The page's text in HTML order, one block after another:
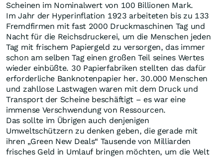
Scheinen im Nominalwert von 100 Billionen Mark.
Im Jahr der Hyperinflation 1923 arbeiteten bis zu 133
Fremdfirmen mit fast 2000 Druckmaschinen Tag und
Nacht für die Reichsdruckerei, um die Menschen jeden
Tag mit frischem Papiergeld zu versorgen, das immer
schon am selben Tag einen großen Teil seines Wertes
wieder einbüßte. 30 Papierfabriken stellten das dafür
erforderliche Banknotenpapier her. 30.000 Menschen
und zahllose Lastwagen waren mit dem Druck und
Transport der Scheine beschäftigt – es war eine
immense Verschwendung von Ressourcen.
Das sollte im Übrigen auch denjenigen
Umweltschützern zu denken geben, die gerade mit
ihren „Green New Deals“ Tausende von Milliarden
frisches Geld in Umlauf bringen möchten, um die Welt